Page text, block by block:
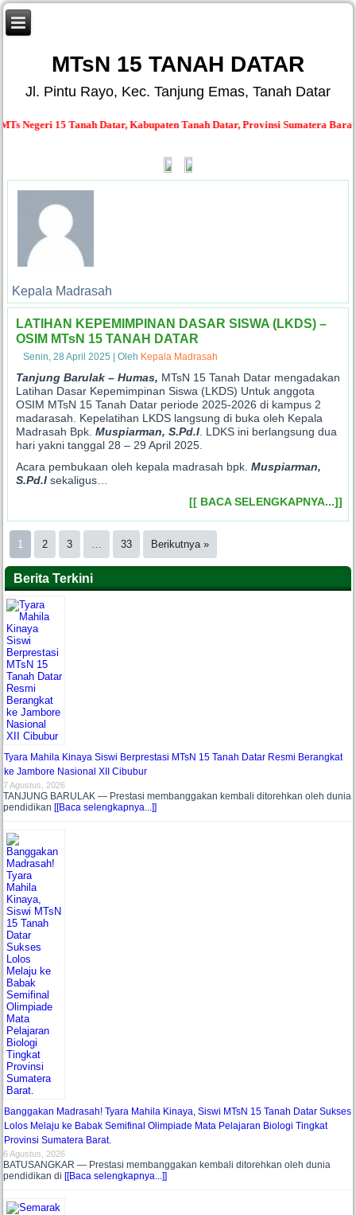
MTsN 15 TANAH DATAR
Jl. Pintu Rayo, Kec. Tanjung Emas, Tanah Datar
Negeri 15 Tanah Datar, Kabupaten Tanah Datar, Provinsi Sumatera Barat
Kepala Madrasah
LATIHAN KEPEMIMPINAN DASAR SISWA (LKDS) –
OSIM MTsN 15 TANAH DATAR
Senin, 28 April 2025 |Oleh Kepala Madrasah
Tanjung Barulak – Humas, MTsN 15 Tanah Datar mengadakan
Latihan Dasar Kepemimpinan Siswa (LKDS) Untuk anggota
OSIM MTsN 15 Tanah Datar periode 2025-2026 di kampus 2
madarasah. Kepelatihan LKDS langsung di buka oleh Kepala
Madrasah Bpk.Muspiarman, S.Pd.I . LDKS ini berlangsung dua
hari yakni tanggal 28 – 29 April 2025.
Acara pembukaan oleh kepala madrasah bpk.Muspiarman,
S.Pd.I sekaligus…
[[ BACA SELENGKAPNYA...]]
1 2 3 33 Berikutnya »
Berita Terkini
Tyara Mahila Kinaya Siswi Berprestasi MTsN 15 Tanah Datar Resmi Berangkat
ke Jambore Nasional XII Cibubur
7 Agustus, 2026
TANJUNG BARULAK — Prestasi membanggakan kembali ditorehkan oleh dunia
pendidikan[[Baca selengkapnya...]]
Banggakan Madrasah! Tyara Mahila Kinaya, Siswi MTsN 15 Tanah Datar Sukses
Lolos Melaju ke Babak Semifinal Olimpiade Mata Pelajaran Biologi Tingkat
Provinsi Sumatera Barat.
6 Agustus, 2026
BATUSANGKAR — Prestasi membanggakan kembali ditorehkan oleh dunia
pendidikan di[[Baca selengkapnya...]]